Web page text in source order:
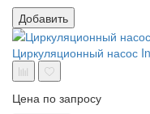
Добавить
Циркуляционный насос
Цена по запросу